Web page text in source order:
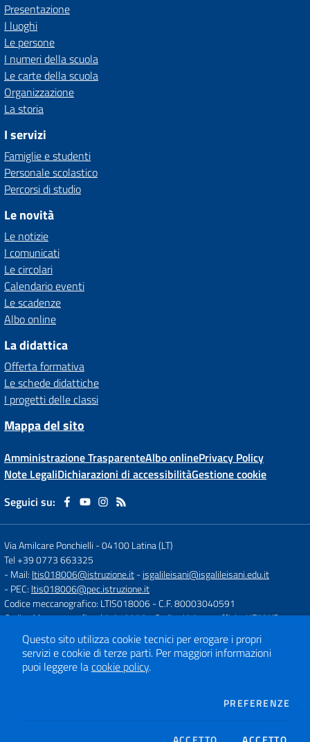
Presentazione
I luoghi
Le persone
I numeri della scuola
Le carte della scuola
Organizzazione
La storia
I servizi
Famiglie e studenti
Personale scolastico
Percorsi di studio
Le novità
Le notizie
I comunicati
Le circolari
Calendario eventi
Le scadenze
Albo online
La didattica
Offerta formativa
Le schede didattiche
I progetti delle classi
Mappa del sito
Amministrazione TrasparenteAlbo onlinePrivacy Policy
Note LegaliDichiarazioni di accessibilitàGestione cookie
Seguici su:
Via Amilcare Ponchielli -04100 Latina (LT)
Tel +39 0773 663325
- Mail: ltis018006@istruzione.it-isgalileisani@isgalileisani.edu.it
- PEC: ltis018006@pec.istruzione.it
Codice meccanografico: LTIS018006- C.F. 80003040591
Codice Meccanografico: ltis018006- Codice Univoco ufficio: UF53KR
Codice IPA: ISTSC_LTIS018006
- Obiettivi di accessibilità:https://form.agid.gov.it/istsc_ltis018006/
SCUOLASTICO
Questo sito utilizza cookie tecnici per erogare i propri
servizi e cookie di terze parti. Per maggiori informazioni
puoi leggere lacookie policy.
PREFERENZE